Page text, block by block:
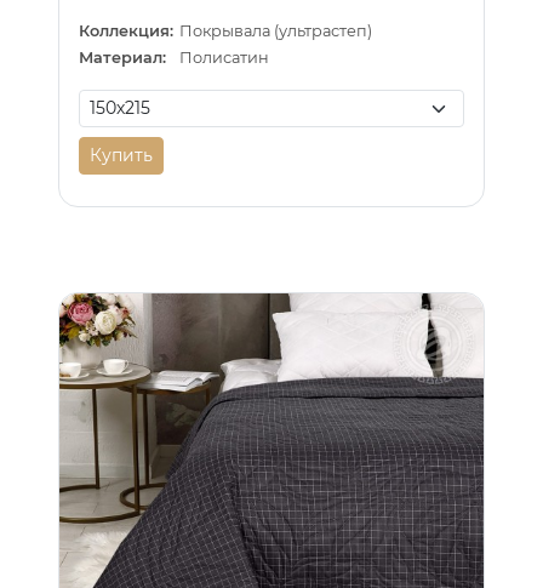
Коллекция: Покрывала (ультрастеп)
Материал:
Полисатин
Купить